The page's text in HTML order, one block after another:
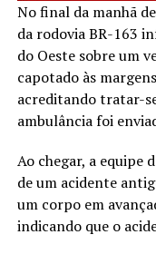
No final da manhã
da rodovia BR-163
do Oeste sobre um
capotado às
acreditando tratar-
ambulância foi
Ao chegar, a equipe
de um acidente
um corpo em
indicando que o